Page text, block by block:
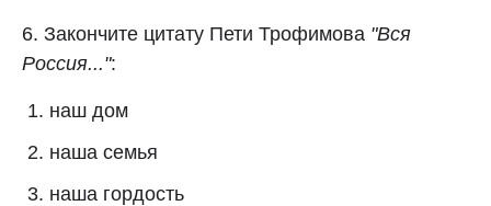
6. Закончите цитату Пети Трофимова "Вся
Россия...":
наш дом
наша семья
наша гордость